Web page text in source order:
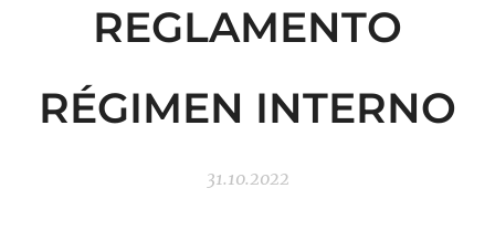
REGLAMENTO
RÉGIMEN INTERNO
31.10.2022